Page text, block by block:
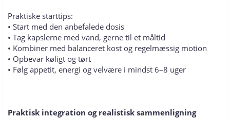
Praktiske starttips:
• Start med den anbefalede dosis
• Tag kapslerne med vand, gerne til et måltid
• Kombiner med balanceret kost og regelmæssig motion
• Opbevar køligt og tørt
• Følg appetit, energi og velvære i mindst 6–8 uger
Praktisk integration og realistisk sammenligning